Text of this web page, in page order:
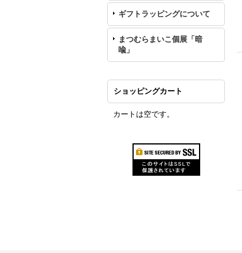
ギフトラッピングについて
まつむらまいこ個展「暗
喩」
ショッピングカート
カートは空です。